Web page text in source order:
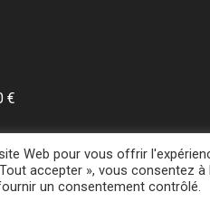
€
Web pour vous offrir
accepter », vous consentez
un consentement contrôlé.